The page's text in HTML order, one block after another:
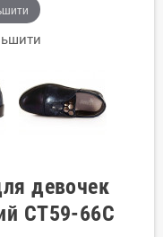
девочек
CT59-66C